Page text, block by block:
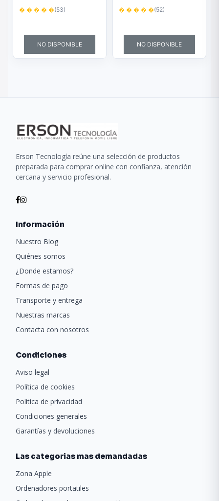
� � � � �(53)
NO DISPONIBLE
� � � � �(52)
NO DISPONIBLE
Erson Tecnología reúne una selección de productos
preparada para comprar online con confianza, atención
cercana y servicio profesional.
Información
Nuestro Blog
Quiénes somos
¿Donde estamos?
Formas de pago
Transporte y entrega
Nuestras marcas
Contacta con nosotros
Condiciones
Aviso legal
Política de cookies
Política de privacidad
Condiciones generales
Garantías y devoluciones
Las categorias mas demandadas
Zona Apple
Ordenadores portatiles